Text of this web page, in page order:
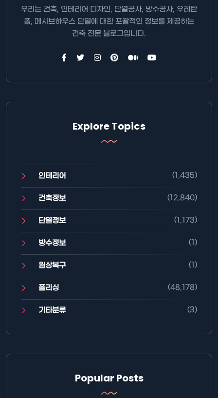
우리는 건축, 인테리어 디자인, 단열공사, 방수공사, 우레탄
폼, 페시브하우스 단열에 대한 포괄적인 정보를 제공하는
건축 전문 블로그입니다.
Explore Topics
인테리어 (1,435)
건축정보 (12,840)
단열정보 (1,173)
방수정보 (1)
원상복구 (1)
폴리싱 (48,178)
기타분류 (3)
Popular Posts